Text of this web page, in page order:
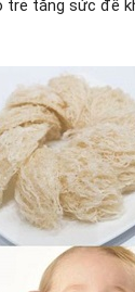
tăng sức đề